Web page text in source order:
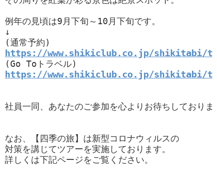
例年の見頃は9月下旬～10月下旬です。
↓
https://www.shikiclub.co.jp/shikitabi/
https://www.shikiclub.co.jp/shikitabi/
社員一同、あなたのご参加を心よりお待ちしておりま
なお、【四季の旅】は新型コロナウィルスの
対策を講じてツアーを実施しております。
詳しくは下記ページをご覧ください。